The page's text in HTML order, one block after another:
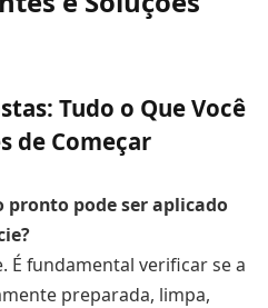
Tudo o Que Você
de Começar
pronto pode ser aplicado
É fundamental verificar se a
preparada, limpa,